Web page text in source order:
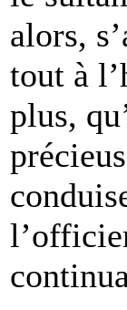
alors,
tout à
plus,